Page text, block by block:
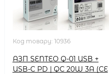
Код товару: 10936
АЗП SENTEO Q-01 USB +
USB-C PD | QC 20W 3A (CE